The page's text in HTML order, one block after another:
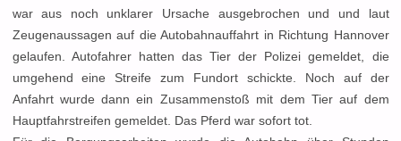
war aus noch unklarer Ursache ausgebrochen und und laut
Zeugenaussagen auf die Autobahnauffahrt in Richtung Hannover
gelaufen. Autofahrer hatten das Tier der Polizei gemeldet, die
umgehend eine Streife zum Fundort schickte. Noch auf der
Anfahrt wurde dann ein Zusammenstoß mit dem Tier auf dem
Hauptfahrstreifen gemeldet. Das Pferd war sofort tot.